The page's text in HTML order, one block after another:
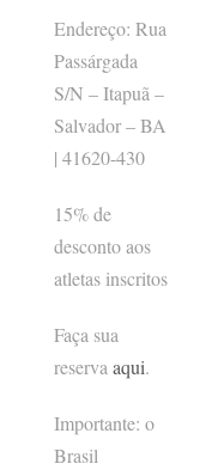
Endereço: Rua
Passárgada
S/N – Itapuã –
Salvador – BA
| 41620-430
15% de
desconto aos
atletas inscritos
Faça sua
reservaaqui.
Importante: o
Brasil